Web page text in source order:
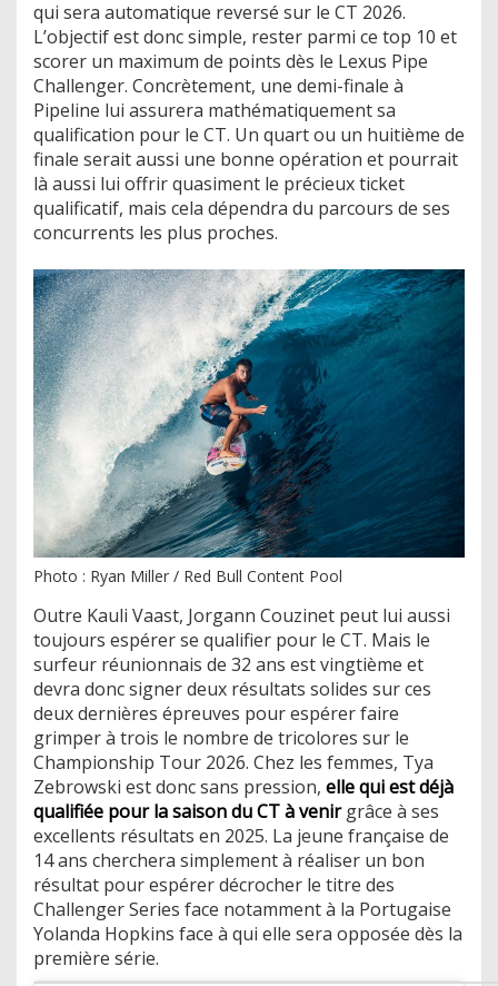
qui sera automatique reversé sur le CT 2026.
L’objectif est donc simple, rester parmi ce top 10 et
scorer un maximum de points dès le Lexus Pipe
Challenger. Concrètement, une demi-finale à
Pipeline lui assurera mathématiquement sa
qualification pour le CT. Un quart ou un huitième de
finale serait aussi une bonne opération et pourrait
là aussi lui offrir quasiment le précieux ticket
qualificatif, mais cela dépendra du parcours de ses
concurrents les plus proches.
Photo : Ryan Miller / Red Bull Content Pool
Outre Kauli Vaast, Jorgann Couzinet peut lui aussi
toujours espérer se qualifier pour le CT. Mais le
surfeur réunionnais de 32 ans est vingtième et
devra donc signer deux résultats solides sur ces
deux dernières épreuves pour espérer faire
grimper à trois le nombre de tricolores sur le
Championship Tour 2026. Chez les femmes, Tya
Zebrowski est donc sans pression, elle qui est déjà
qualifiée pour la saison du CT à venirgrâce à ses
excellents résultats en 2025. La jeune française de
14 ans cherchera simplement à réaliser un bon
résultat pour espérer décrocher le titre des
Challenger Series face notamment à la Portugaise
Yolanda Hopkins face à qui elle sera opposée dès la
première série.